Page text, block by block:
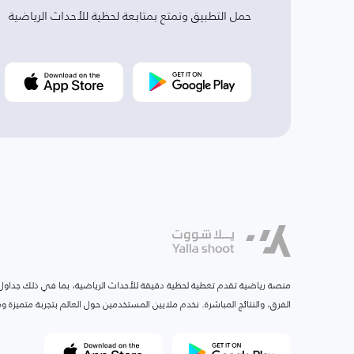
حمل التطبيق وتمتع بمتابعة لحظية للأحداث الرياضية
منصة رياضية تقدم تغطية لحظية دقيقة للأحداث الرياضية، بما في ذلك جداول
الفرق، والنتائج المباشرة. نخدم ملايين المستخدمين حول العالم بتجربة